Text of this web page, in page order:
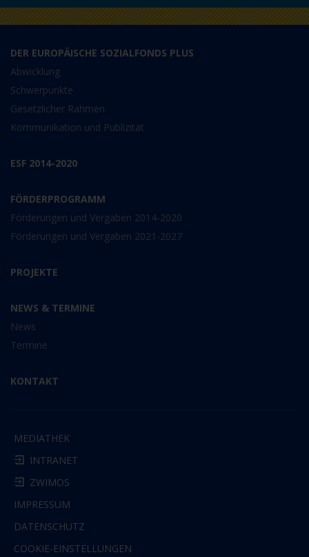
DER EUROPÄISCHE SOZIALFONDS PLUS
Abwicklung
Schwerpunkte
Gesetzlicher Rahmen
Kommunikation und Publizität
ESF 2014-2020
FÖRDERPROGRAMM
Förderungen und Vergaben 2014-2020
Förderungen und Vergaben 2021-2027
PROJEKTE
NEWS & TERMINE
News
Termine
KONTAKT
MEDIATHEK
INTRANET
ZWIMOS
IMPRESSUM
DATENSCHUTZ
COOKIE-EINSTELLUNGEN